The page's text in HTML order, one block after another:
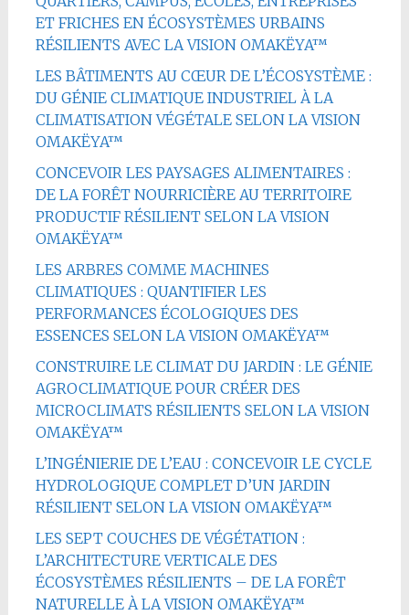
ET FRICHES EN ÉCOSYSTÈMES URBAINS
RÉSILIENTS AVEC LA VISION OMAKËYA™
LES BÂTIMENTS AU CŒUR DE L’ÉCOSYSTÈME :
DU GÉNIE CLIMATIQUE INDUSTRIEL À LA
CLIMATISATION VÉGÉTALE SELON LA VISION
OMAKËYA™
CONCEVOIR LES PAYSAGES ALIMENTAIRES :
DE LA FORÊT NOURRICIÈRE AU TERRITOIRE
PRODUCTIF RÉSILIENT SELON LA VISION
OMAKËYA™
LES ARBRES COMME MACHINES
CLIMATIQUES : QUANTIFIER LES
PERFORMANCES ÉCOLOGIQUES DES
ESSENCES SELON LA VISION OMAKËYA™
CONSTRUIRE LE CLIMAT DU JARDIN : LE GÉNIE
AGROCLIMATIQUE POUR CRÉER DES
MICROCLIMATS RÉSILIENTS SELON LA VISION
OMAKËYA™
L’INGÉNIERIE DE L’EAU : CONCEVOIR LE CYCLE
HYDROLOGIQUE COMPLET D’UN JARDIN
RÉSILIENT SELON LA VISION OMAKËYA™
LES SEPT COUCHES DE VÉGÉTATION :
L’ARCHITECTURE VERTICALE DES
ÉCOSYSTÈMES RÉSILIENTS – DE LA FORÊT
NATURELLE À LA VISION OMAKËYA™